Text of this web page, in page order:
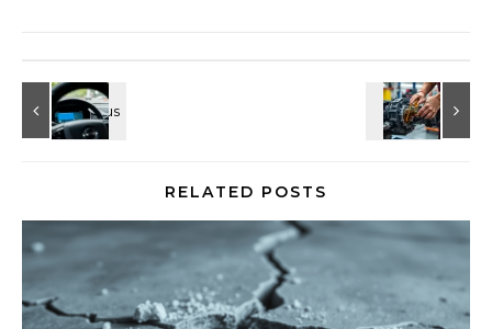
RELATED POSTS